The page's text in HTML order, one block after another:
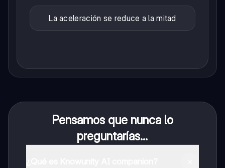
La aceleración se reduce a la mitad
Pensamos que nunca lo
preguntarías...